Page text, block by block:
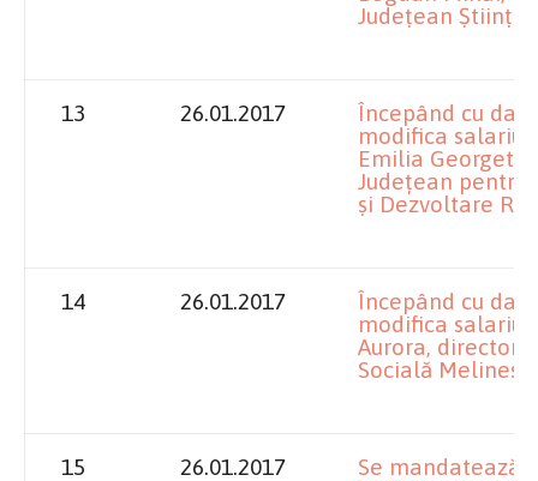
Judeţean Ştiinţa
13 26.01.2017
Începând cu
modifica
Emilia
Judeţean pentru
şi Dezvoltare
14 26.01.2017
Începând cu
modifica
Aurora, director
Socială Melineşti
15 26.01.2017
Se mandatează